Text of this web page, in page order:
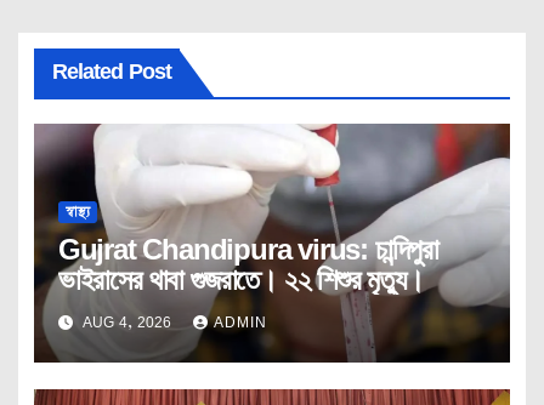
Related Post
স্বাস্থ্য
Gujrat Chandipura virus: চান্দিপুরা
ভাইরাসের থাবা গুজরাতে। ২২ শিশুর মৃত্যু।
AUG 4, 2026 ADMIN